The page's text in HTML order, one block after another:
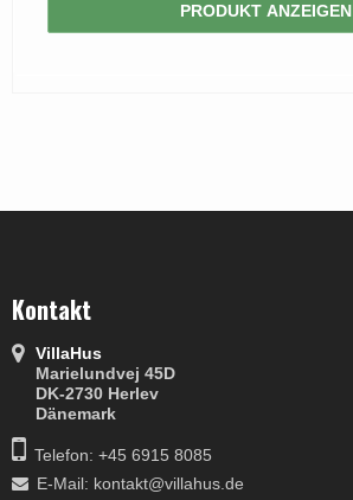
PRODUKT ANZEIGEN
Kontakt
VillaHus
Marielundvej 45D
DK-2730 Herlev
Dänemark
Telefon: +45 6915 8085
E-Mail: kontakt@villahus.de